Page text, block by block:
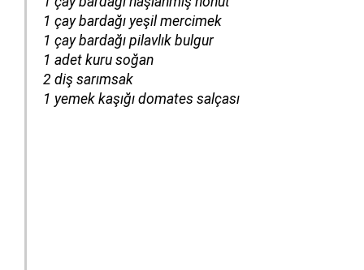
1 çay bardağı yeşil mercimek
1 çay bardağı pilavlık bulgur
1 adet kuru soğan
2 diş sarımsak
1 yemek kaşığı domates salçası